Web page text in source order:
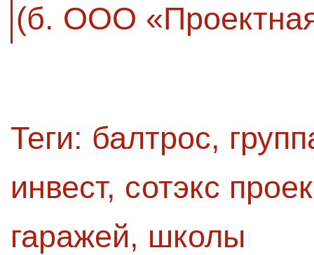
(б. ООО
Теги: балтрос,
инвест, сотэкс
гаражей, школы